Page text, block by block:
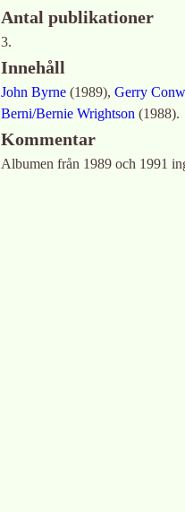
Antal publikationer
3.
Innehåll
John Byrne (1989), Gerry
Berni/Bernie Wrightson (1988).
Kommentar
Albumen från 1989 och 1991